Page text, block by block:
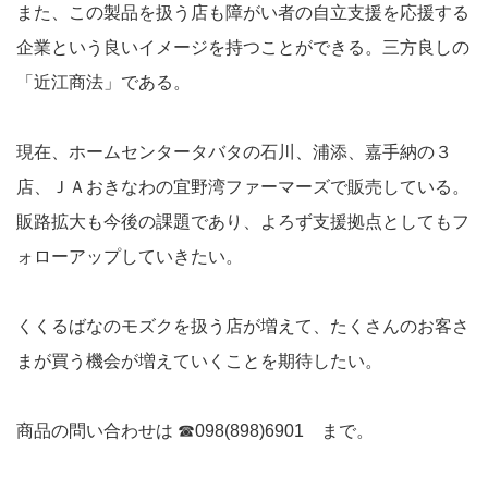
また、この製品を扱う店も障がい者の自立支援を応援する
企業という良いイメージを持つことができる。三方良しの
「近江商法」である。
現在、ホームセンタータバタの石川、浦添、嘉手納の３
店、ＪＡおきなわの宜野湾ファーマーズで販売している。
販路拡大も今後の課題であり、よろず支援拠点としてもフ
ォローアップしていきたい。
くくるばなのモズクを扱う店が増えて、たくさんのお客さ
まが買う機会が増えていくことを期待したい。
商品の問い合わせは ☎098(898)6901 まで。